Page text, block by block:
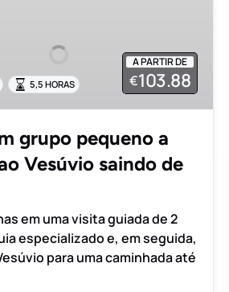
A PARTIR DE
€103.88
5,5 HORAS
grupo pequeno a
Vesúvio saindo de
em uma visita guiada de 2
especializado e, em seguida,
para uma caminhada até